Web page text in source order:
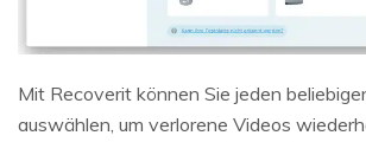
Mit Recoverit können Sie jeden
auswählen, um verlorene Videos